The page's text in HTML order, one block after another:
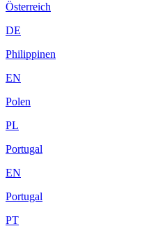
Österreich
DE
Philippinen
EN
Polen
PL
Portugal
EN
Portugal
PT